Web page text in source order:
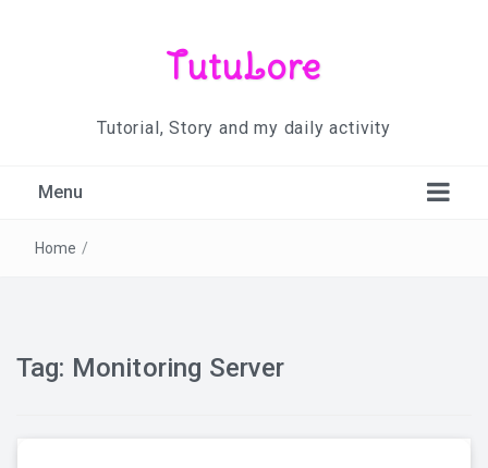
TutuLore
Tutorial, Story and my daily activity
Menu
Home /
Tag: Monitoring Server